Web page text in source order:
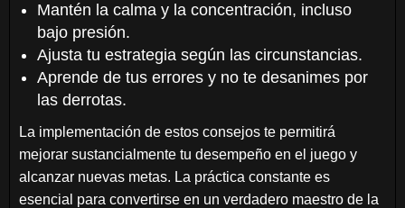
Mantén la calma y la concentración, incluso
bajo presión.
Ajusta tu estrategia según las circunstancias.
Aprende de tus errores y no te desanimes por
las derrotas.
La implementación de estos consejos te permitirá
mejorar sustancialmente tu desempeño en el juego y
alcanzar nuevas metas. La práctica constante es
esencial para convertirse en un verdadero maestro de la